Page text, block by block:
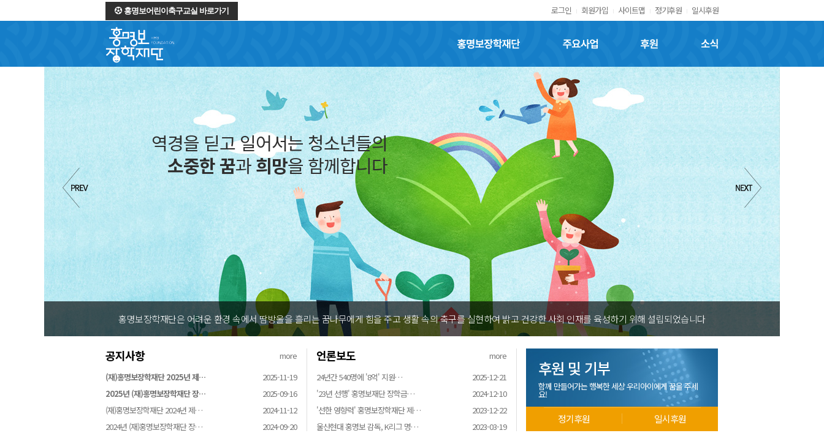
홍명보어린이축구교실 바로가기 로그인 회원가입 사이트맵 정기후원 일시후원
홍명보장학재단 주요사업 후원 소식
역경을 딛고 일어서는 청소년들의
소중한 꿈과희망을 함께합니다
홍명보장학재단은 어려운 환경 속에서 땀방울을 흘리는 꿈나무에게 힘을 주고 생활 속의 축구를 실현하여 밝고 건강한 사회 인재를 육성하기 위해 설립되었습니다
공지사항
more
(재)홍명보장학재단 2025년 제…
2025-11-19
2025년 (재)홍명보장학재단 장…
2025-09-16
(재)홍명보장학재단 2024년 제…
2024-11-12
2024년 (재)홍명보장학재단 장…
2024-09-20
언론보도
more
24년간 540명에 '8억' 지원…
2025-12-21
'23년 선행' 홍명보재단 장학금…
2024-12-10
'선한 영향력' 홍명보장학재단 제…
2023-12-22
울산현대 홍명보 감독, K리그 명…
2023-03-19
후원 및 기부
함께 만들어가는 행복한 세상 우리아이에게 꿈을 주세
요!
정기후원 일시후원